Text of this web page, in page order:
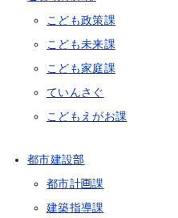
こども政策課
こども未来課
こども家庭課
ていんさぐ
こどもえがお課
都市建設部
都市計画課
建築指導課